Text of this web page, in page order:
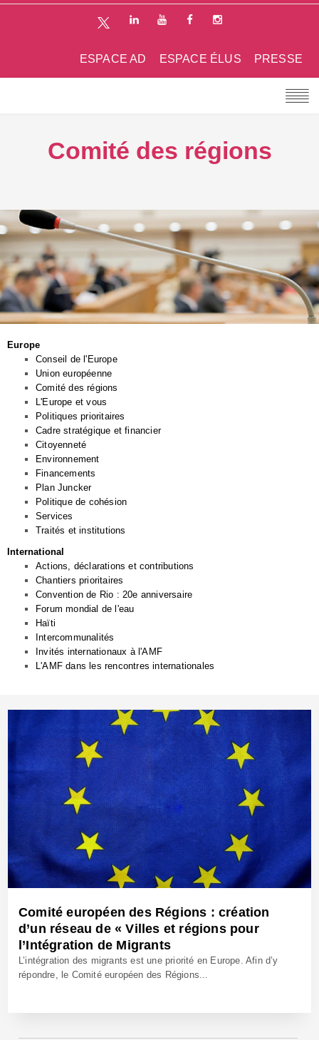
PRESSE
ESPACE ÉLUS
ESPACE AD
Comité des régions
Europe
Conseil de l'Europe
Union européenne
Comité des régions
L'Europe et vous
Politiques prioritaires
Cadre stratégique et financier
Citoyenneté
Environnement
Financements
Plan Juncker
Politique de cohésion
Services
Traités et institutions
International
Actions, déclarations et contributions
Chantiers prioritaires
Convention de Rio : 20e anniversaire
Forum mondial de l'eau
Haïti
Intercommunalités
Invités internationaux à l'AMF
L'AMF dans les rencontres internationales
Comité européen des Régions : création
d’un réseau de « Villes et régions pour
l’Intégration de Migrants
L’intégration des migrants est une priorité en Europe. Afin d’y
répondre, le Comité européen des Régions...